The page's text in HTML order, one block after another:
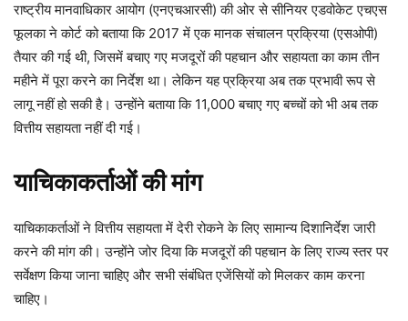
राष्ट्रीय मानवाधिकार आयोग (एनएचआरसी) की ओर से सीनियर एडवोकेट एचएस
फूलका ने कोर्ट को बताया कि 2017 में एक मानक संचालन प्रक्रिया (एसओपी)
तैयार की गई थी, जिसमें बचाए गए मजदूरों की पहचान और सहायता का काम तीन
महीने में पूरा करने का निर्देश था। लेकिन यह प्रक्रिया अब तक प्रभावी रूप से
लागू नहीं हो सकी है। उन्होंने बताया कि 11,000 बचाए गए बच्चों को भी अब तक
वित्तीय सहायता नहीं दी गई।
याचिकाकर्ताओं की मांग
याचिकाकर्ताओं ने वित्तीय सहायता में देरी रोकने के लिए सामान्य दिशानिर्देश जारी
करने की मांग की। उन्होंने जोर दिया कि मजदूरों की पहचान के लिए राज्य स्तर पर
सर्वेक्षण किया जाना चाहिए और सभी संबंधित एजेंसियों को मिलकर काम करना
चाहिए।